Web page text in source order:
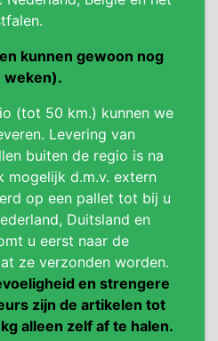
kunnen gewoon nog
weken).
(tot 50 km.) kunnen we
Levering van
buiten de regio is na
mogelijk d.m.v. extern
op een pallet tot bij u
Duitsland en
u eerst naar de
ze verzonden worden.
en strengere
zijn de artikelen tot
alleen zelf af te halen.